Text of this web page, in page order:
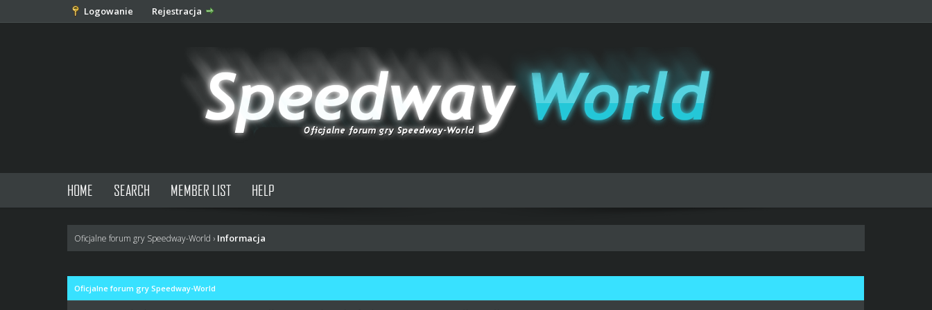
Logowanie Rejestracja
HOME SEARCH MEMBER LIST HELP
Oficjalne forum gry Speedway-World › Informacja
Oficjalne forum gry Speedway-World